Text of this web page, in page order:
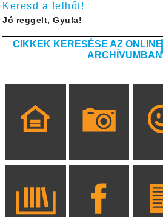
Keresd a felhőt!
Jó reggelt, Gyula!
CIKKEK KERESÉSE AZ ONLINE
ARCHÍVUMBAN